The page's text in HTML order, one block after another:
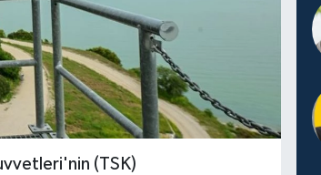
(TSK)